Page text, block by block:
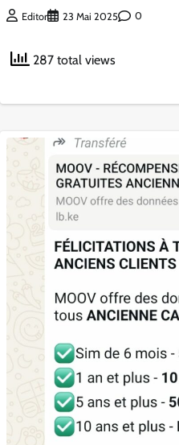
Editor 23 Mai 2025 0
287 total views